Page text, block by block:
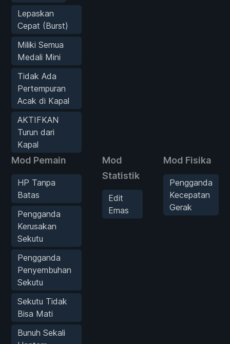
Lepaskan
Cepat (Burst)
Miliki Semua
Medali Mini
Tidak Ada
Pertempuran
Acak di Kapal
AKTIFKAN
Turun dari
Kapal
Mod Pemain
HP Tanpa
Batas
Pengganda
Kerusakan
Sekutu
Pengganda
Penyembuhan
Sekutu
Sekutu Tidak
Bisa Mati
Bunuh Sekali
Mod
Statistik
Edit
Emas
Mod Fisika
Pengganda
Kecepatan
Gerak